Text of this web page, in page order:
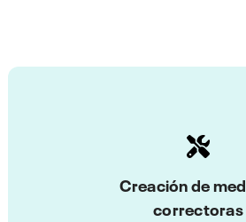
Creación de
correctoras